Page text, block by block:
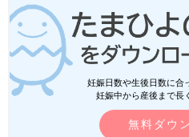
妊娠日数や生後日数に合
妊娠中から産後まで長
無料ダウ